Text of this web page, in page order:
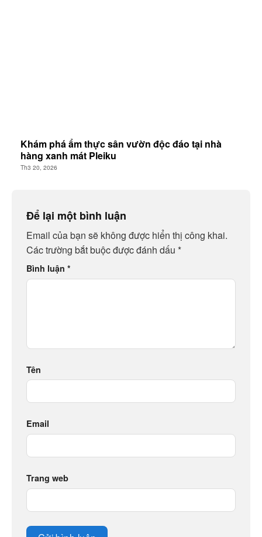
Khám phá ẩm thực sân vườn độc đáo tại nhà
hàng xanh mát Pleiku
Th3 20, 2026
Để lại một bình luận
Email của bạn sẽ không được hiển thị công khai.
Các trường bắt buộc được đánh dấu *
Bình luận *
Tên
Email
Trang web